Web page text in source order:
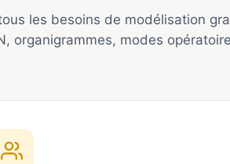
les besoins de modélisation
organigrammes, modes